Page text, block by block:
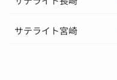
サテライト宮崎